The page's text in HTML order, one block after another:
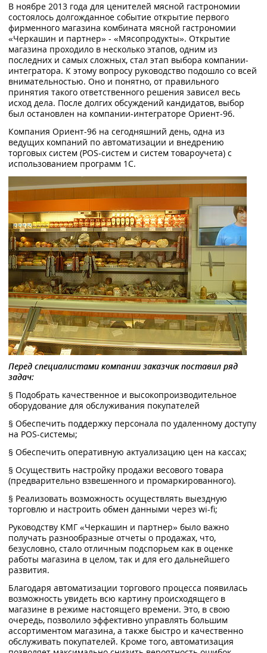
В ноябре 2013 года для ценителей мясной гастрономии
состоялось долгожданное событие открытие первого
фирменного магазина комбината мясной гастрономии
«Черкашин и партнер» - «Мясопродукты». Открытие
магазина проходило в несколько этапов, одним из
последних и самых сложных, стал этап выбора компании-
интегратора. К этому вопросу руководство подошло со всей
внимательностью. Оно и понятно, от правильного
принятия такого ответственного решения зависел весь
исход дела. После долгих обсуждений кандидатов, выбор
был остановлен на компании-интеграторе Ориент-96.
Компания Ориент-96 на сегодняшний день, одна из
ведущих компаний по автоматизации и внедрению
торговых систем (POS-систем и систем товароучета) с
использованием программ 1С.
Перед специалистами компании заказчик поставил ряд
задач:
§ Подобрать качественное и высокопроизводительное
оборудование для обслуживания покупателей
§ Обеспечить поддержку персонала по удаленному доступу
на POS-системы;
§ Обеспечить оперативную актуализацию цен на кассах;
§ Осуществить настройку продажи весового товара
(предварительно взвешенного и промаркированного).
§ Реализовать возможность осуществлять выездную
торговлю и настроить обмен данными через wi-fi;
Руководству КМГ «Черкашин и партнер» было важно
получать разнообразные отчеты о продажах, что,
безусловно, стало отличным подспорьем как в оценке
работы магазина в целом, так и для его дальнейшего
развития.
Благодаря автоматизации торгового процесса появилась
возможность увидеть всю картину происходящего в
магазине в режиме настоящего времени. Это, в свою
очередь, позволило эффективно управлять большим
ассортиментом магазина, а также быстро и качественно
обслуживать покупателей. Кроме того, автоматизация